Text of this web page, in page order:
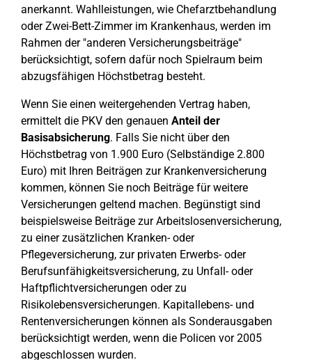
anerkannt. Wahlleistungen, wie Chefarztbehandlung
oder Zwei-Bett-Zimmer im Krankenhaus, werden im
Rahmen der "anderen Versicherungsbeiträge"
berücksichtigt, sofern dafür noch Spielraum beim
abzugsfähigen Höchstbetrag besteht.
Wenn Sie einen weitergehenden Vertrag haben,
ermittelt die PKV den genauen Anteil der
Basisabsicherung. Falls Sie nicht über den
Höchstbetrag von 1.900 Euro (Selbständige 2.800
Euro) mit Ihren Beiträgen zur Krankenversicherung
kommen, können Sie noch Beiträge für weitere
Versicherungen geltend machen. Begünstigt sind
beispielsweise Beiträge zur Arbeitslosenversicherung,
zu einer zusätzlichen Kranken- oder
Pflegeversicherung, zur privaten Erwerbs- oder
Berufsunfähigkeitsversicherung, zu Unfall- oder
Haftpflichtversicherungen oder zu
Risikolebensversicherungen. Kapitallebens- und
Rentenversicherungen können als Sonderausgaben
berücksichtigt werden, wenn die Policen vor 2005
abgeschlossen wurden.